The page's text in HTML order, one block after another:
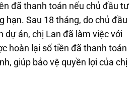
đã thanh toán nếu chủ đầu tư
hạn. Sau 18 tháng, do chủ đầu
dự án, chị Lan đã làm việc với
hoàn lại số tiền đã thanh toán
giúp bảo vệ quyền lợi của chị